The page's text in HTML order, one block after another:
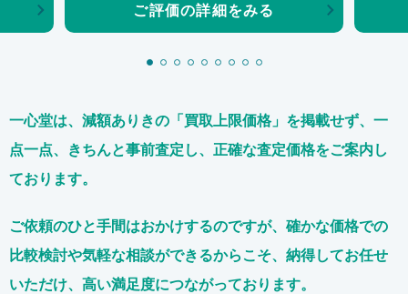
ご評価の詳細をみる
一心堂は、減額ありきの「買取上限価格」を掲載せず、 一
点一点、きちんと事前査定し、正確な査定価格をご案内し
ております。
ご依頼のひと手間はおかけするのですが、 確かな価格での
比較検討や気軽な相談ができるからこそ、 納得してお任せ
いただけ、高い満足度につながっております。